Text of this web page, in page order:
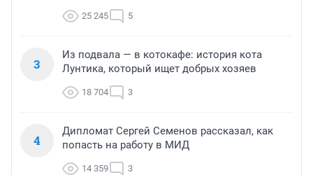
25 245 5
3
Из подвала — в котокафе: история кота
Лунтика, который ищет добрых хозяев
18 704 3
4
Дипломат Сергей Семенов рассказал, как
попасть на работу в МИД
14 359 3